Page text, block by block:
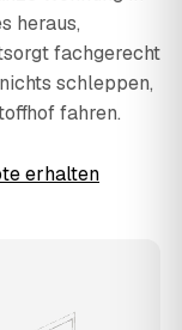
heraus,
fachgerecht
schleppen,
fahren.
erhalten